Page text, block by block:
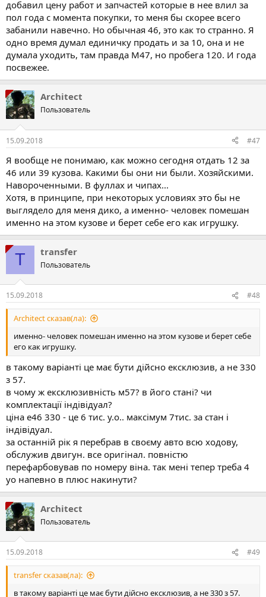
добавил цену работ и запчастей которые в нее влил за
пол года с момента покупки, то меня бы скорее всего
забанили навечно. Но обычная 46, это как то странно. Я
одно время думал единичку продать и за 10, она и не
думала уходить, там правда М47, но пробега 120. И года
посвежее.
Architect
Пользователь
15.09.2018 #47
Я вообще не понимаю, как можно сегодня отдать 12 за
46 или 39 кузова. Какими бы они ни были. Хозяйскими.
Навороченными. В фуллах и чипах...
Хотя, в принципе, при некоторых условиях это бы не
выглядело для меня дико, а именно- человек помешан
именно на этом кузове и берет себе его как игрушку.
T transfer
Пользователь
15.09.2018 #48
Architect сказав(ла):
именно- человек помешан именно на этом кузове и берет себе
его как игрушку.
в такому варіанті це має бути дійсно ексклюзив, а не 330
з 57.
в чому ж ексклюзивність м57? в його стані? чи
комплектації індівідуал?
ціна е46 330 - це 6 тис. у.о.. максімум 7тис. за стан і
індівідуал.
за останній рік я перебрав в своєму авто всю ходову,
обслужив двигун. все оригінал. повністю
перефарбовував по номеру віна. так мені тепер треба 4
уо напевно в плюс накинути?
Architect
Пользователь
15.09.2018 #49
transfer сказав(ла):
в такому варіанті це має бути дійсно ексклюзив, а не 330 з 57.